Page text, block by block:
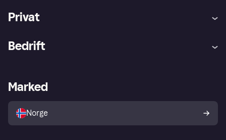
Privat
Utforsk butikker
Bedrift
Merchant portal
Marked
Norge